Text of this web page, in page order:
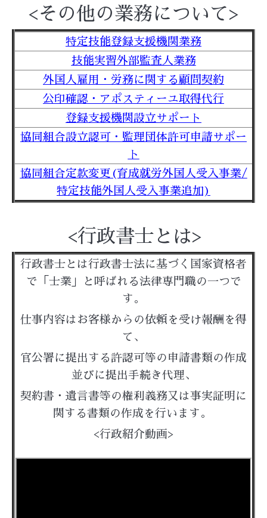
<その他の業務について>
特定技能登録支援機関業務
技能実習外部監査人業務
外国人雇用・労務に関する顧問契約
公印確認・アポスティーユ取得代行
登録支援機関設立サポート
協同組合設立認可・監理団体許可申請サポー
ト
協同組合定款変更(育成就労外国人受入事業/
特定技能外国人受入事業追加)
<行政書士とは>
行政書士とは行政書士法に基づく国家資格者
で「士業」と呼ばれる法律専門職の一つで
す。
仕事内容はお客様からの依頼を受け報酬を得
て、
官公署に提出する許認可等の申請書類の作成
並びに提出手続き代理、
契約書・遺言書等の権利義務又は事実証明に
関する書類の作成を行います。
<行政紹介動画>